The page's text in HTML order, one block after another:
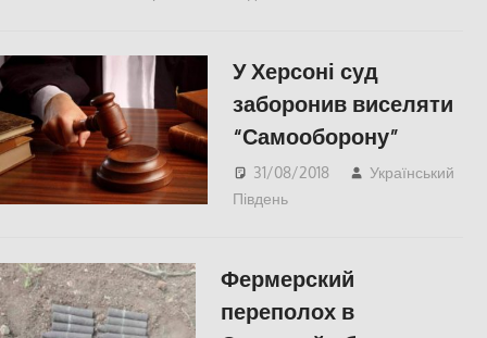
У Херсоні суд
заборонив виселяти
“Самооборону”
31/08/2018
Український
Південь
Фермерский
переполох в